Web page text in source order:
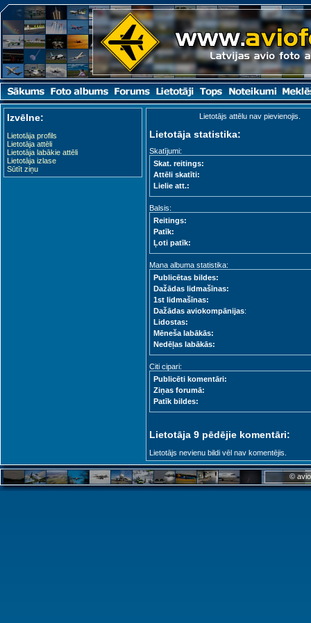
Izvēlne:
Lietotāja profils
Lietotāja attēli
Lietotāja labākie attēli
Lietotāja izlase
Sūtīt ziņu
Lietotājs attēlu nav pievienojis.
Lietotāja statistika:
Skatījumi:
Skat. reitings:
Attēli skatīti:
Lielie att.:
Balsis:
Reitings:
Patīk:
Ļoti patīk:
Mana albuma statistika:
Publicētas bildes:
Dažādas lidmašīnas:
1st lidmašīnas:
Dažādas aviokompānijas:
Lidostas:
Mēneša labākās:
Nedēļas labākās:
Citi cipari:
Publicēti komentāri:
Ziņas forumā:
Patīk bildes:
Lietotāja 9 pēdējie komentāri:
Lietotājs nevienu bildi vēl nav komentējis.
©